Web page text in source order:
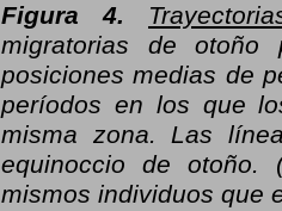
Figura 4.
migratorias de otoño
posiciones medias de
períodos en los que
misma zona. Las
equinoccio de otoño.
mismos individuos que